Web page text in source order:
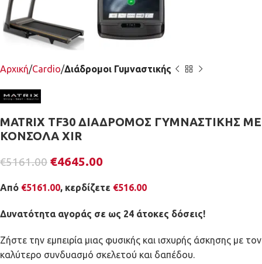
Αρχική Cardio Διάδρομοι Γυμναστικής
MATRIX TF30 ΔΙΑΔΡΟΜΟΣ ΓΥΜΝΑΣΤΙΚΗΣ ΜΕ
ΚΟΝΣΟΛΑ XIR
€5161.00 €4645.00
Από €5161.00, κερδίζετε €516.00
Δυνατότητα αγοράς σε ως 24 άτοκες δόσεις!
Ζήστε την εμπειρία μιας φυσικής και ισχυρής άσκησης με τον
καλύτερο συνδυασμό σκελετού και δαπέδου.